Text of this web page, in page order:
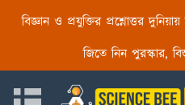
বিজ্ঞান ও প্রযুক্তির প্রশ্নোত্তর
জিতে নিন পুরস্কার,